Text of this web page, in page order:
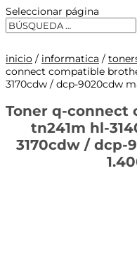
Seleccionar página
inicio / informatica /
connect compatible
3170cdw / dcp-9020cdw
Toner q-connect
tn241m hl-
3170cdw / dcp-